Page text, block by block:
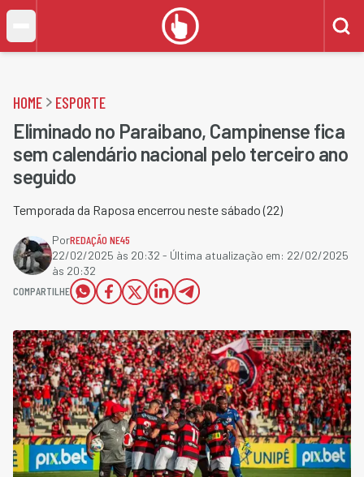
HOME ESPORTE
Eliminado no Paraibano, Campinense fica
sem calendário nacional pelo terceiro ano
seguido
Temporada da Raposa encerrou neste sábado (22)
PorREDAÇÃO NE45
22/02/2025 às 20:32 - Última atualização em: 22/02/2025
às 20:32
COMPARTILHE